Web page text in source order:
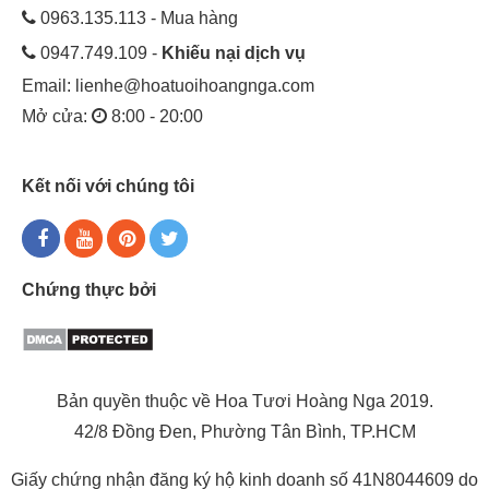
riêng biệt. Vậy thì đừng lo vì Hoa Tươi Hoàng Nga ở đây sẽ
giúp bạn làm điều đó , sau đây sẽ gợi ý cho bạn những loài
hoa nên tặng cho em gái nhân dịp sinh nhật nhé!
Hoa hướng dương - gửi những lời chúc với ý
0963.135.113 - Mua hàng
0947.749.109 - Khiếu nại dịch vụ
Email: lienhe@hoatuoihoangnga.com
Mở cửa:
8:00 - 20:00
Kết nối với chúng tôi
Chứng thực bởi
Bản quyền thuộc về Hoa Tươi Hoàng Nga 2019.
42/8 Đồng Đen, Phường Tân Bình, TP.HCM
Giấy chứng nhận đăng ký hộ kinh doanh số 41N8044609 do